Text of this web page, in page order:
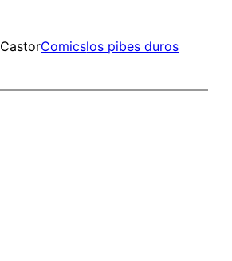
CastorComicslos pibes duros